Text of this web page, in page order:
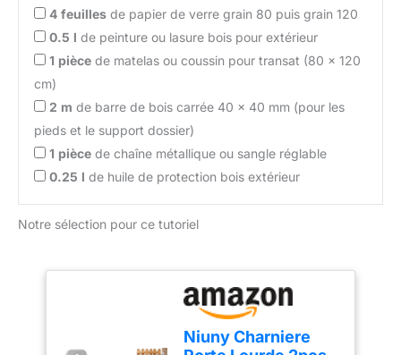
4 feuilles de papier de verre grain 80 puis grain 120
0.5 l de peinture ou lasure bois pour extérieur
1 pièce de matelas ou coussin pour transat (80 x 120
cm)
2 m de barre de bois carrée 40 x 40 mm (pour les
pieds et le support dossier)
1 pièce de chaîne métallique ou sangle réglable
0.25 l de huile de protection bois extérieur
Notre sélection pour ce tutoriel
Niuny Charniere